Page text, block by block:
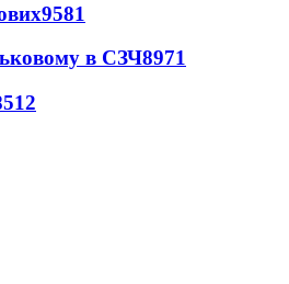
9581
в СЗЧ8971